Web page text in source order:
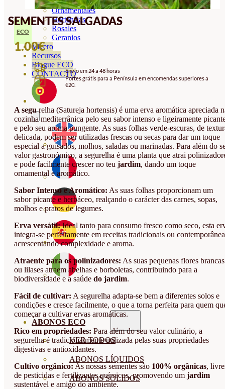
Ornamentales
Hortensias
Rosales
Geranios
Vivero
Recursos
Blogue ECO
CONTACTO
ABONOS ECO
VER TODOS
ABONOS LÍQUIDOS
ABONOS SOLIDOS
SEMENTES SALGADAS
ECO
1.00€
Envio em 24 a 48 horas
Portes grátis para a Península em encomendas superiores a
€20.
A segurelha (Satureja hortensis) é uma erva aromática apreciada
cozinha mediterrânica pelo seu sabor intenso e ligeiramente
e pelo seu aroma pungente. As suas folhas verde-escuras, de
delicada, podem ser utilizadas frescas ou secas para dar um toque
especial a guisados, molhos, saladas ou marinadas. Para além do
valor gastronómico, a segurelha é uma planta que atrai
e pode facilmente crescer no teu jardim, dando um toque
ornamental e aromático.
Sabor Intenso e Aromático: As suas folhas proporcionam um
sabor picante e herbáceo, realçando o carácter das carnes, sopas,
molhos e pratos de legumes.
Erva versátil:Ideal tanto para consumo fresco como seco, esta
integra-se perfeitamente em receitas tradicionais ou
acrescentando complexidade e aroma.
Atraente para os polinizadores: As suas pequenas flores brancas
ou lilases atraem abelhas e borboletas, contribuindo para a
biodiversidade e a saúde do jardim.
Fácil de cultivar: A segurelha adapta-se bem a diferentes solos e
condições e cresce facilmente, o que a torna perfeita para quem
começar a cultivar ervas aromáticas.
Rico em propriedades: Para além do seu valor culinário, a
segurelha é tradicionalmente utilizada pelas suas propriedades
digestivas e antioxidantes.
Cultivo orgânico: As nossas sementes são 100% orgânicas,
de pesticidas e fertilizantes químicos, promovendo um jardim
sustentável e amigo do ambiente.